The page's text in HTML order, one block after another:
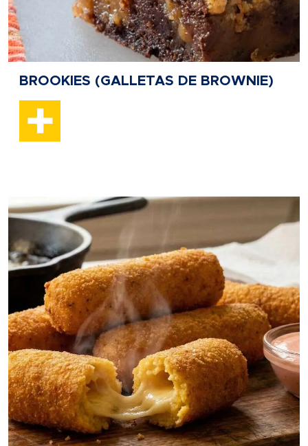
BROOKIES (GALLETAS DE BROWNIE)